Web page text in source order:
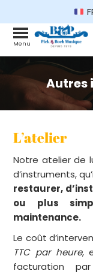
Menu
Autres
L’atelier
Notre atelier de
d’instruments,
restaurer,
ou plus
maintenance.
Le coût
TTC par heure,
facturation par